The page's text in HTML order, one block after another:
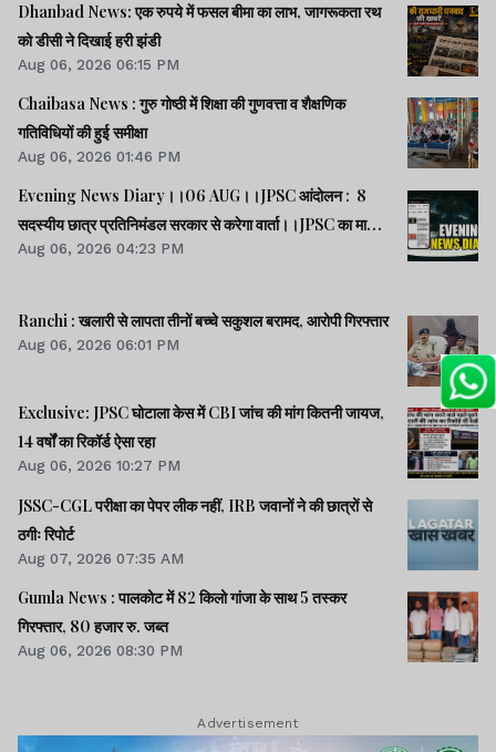
Dhanbad News: एक रुपये में फसल बीमा का लाभ, जागरूकता रथ
को डीसी ने दिखाई हरी झंडी
Aug 06, 2026 06:15 PM
Chaibasa News : गुरु गोष्ठी में शिक्षा की गुणवत्ता व शैक्षणिक
गतिविधियों की हुई समीक्षा
Aug 06, 2026 01:46 PM
Evening News Diary।।06 AUG।।JPSC आंदोलन : 8
सदस्यीय छात्र प्रतिनिमंडल सरकार से करेगा वार्ता।।JPSC का मामला
पेपर लीक का नहीं, बैक डोर से गलत नियुक्ति का है : किशोर।।BPSC
व वीडियो।।
Aug 06, 2026 04:23 PM
Ranchi : खलारी से लापता तीनों बच्चे सकुशल बरामद, आरोपी गिरफ्तार
Aug 06, 2026 06:01 PM
Exclusive: JPSC घोटाला केस में CBI जांच की मांग कितनी जायज,
14 वर्षों का रिकॉर्ड ऐसा रहा
Aug 06, 2026 10:27 PM
JSSC-CGL परीक्षा का पेपर लीक नहीं, IRB जवानों ने की छात्रों से
ठगीः रिपोर्ट
Aug 07, 2026 07:35 AM
Gumla News : पालकोट में 82 किलो गांजा के साथ 5 तस्कर
गिरफ्तार, 80 हजार रु. जब्त
Aug 06, 2026 08:30 PM
Advertisement